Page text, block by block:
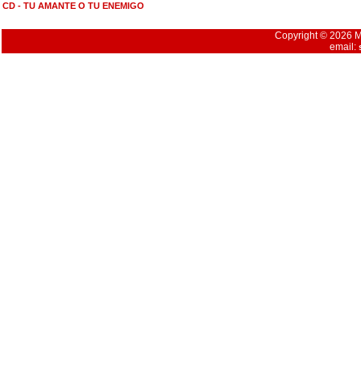
CD - TU AMANTE O TU ENEMIGO
Copyright © 2026
email: